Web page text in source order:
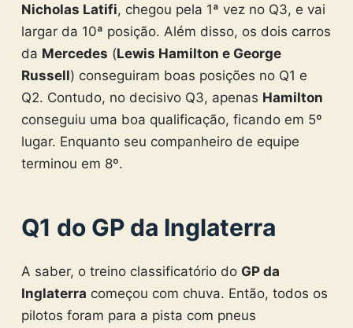
Nicholas Latifi, chegou pela 1ª vez no Q3, e vai
largar da 10ª posição. Além disso, os dois carros
da Mercedes (Lewis Hamilton e George
Russell) conseguiram boas posições no Q1 e
Q2. Contudo, no decisivo Q3, apenas Hamilton
conseguiu uma boa qualificação, ficando em 5º
lugar. Enquanto seu companheiro de equipe
terminou em 8º.
Q1 do GP da Inglaterra
A saber, o treino classificatório do GP da
Inglaterra começou com chuva. Então, todos os
pilotos foram para a pista com pneus